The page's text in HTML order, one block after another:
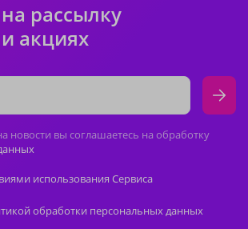
рассылку
акциях
новости вы соглашаетесь на обработку
использования Сервиса
обработки персональных данных